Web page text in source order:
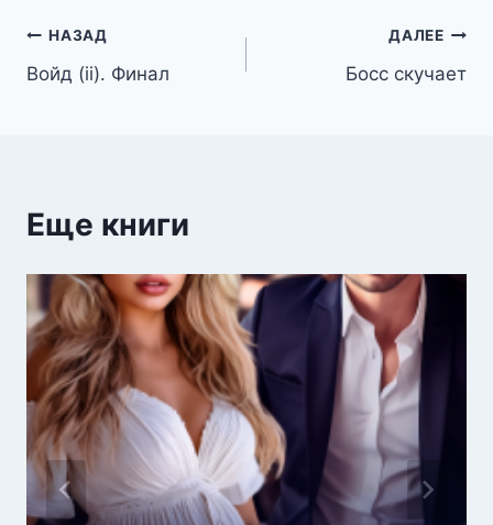
Навигация
по
НАЗАД
Войд (ii). Финал
ДАЛЕЕ
Босс скучает
Еще книги